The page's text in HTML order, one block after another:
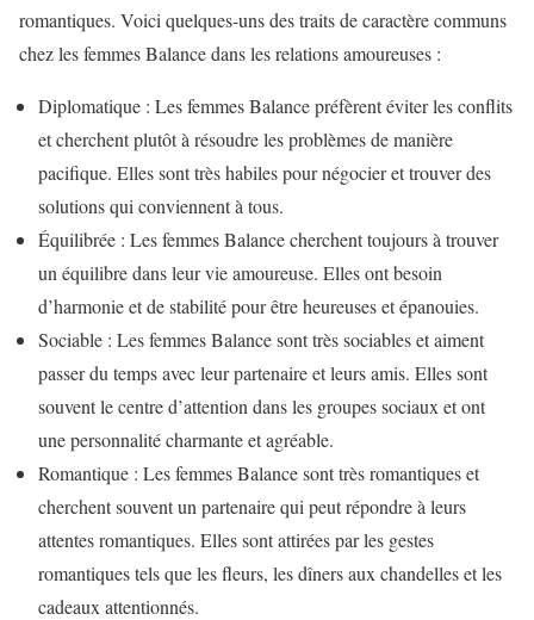
romantiques. Voici quelques-uns des traits de caractère communs
chez les femmes Balance dans les relations amoureuses :
Diplomatique : Les femmes Balance préfèrent éviter les conflits
et cherchent plutôt à résoudre les problèmes de manière
pacifique. Elles sont très habiles pour négocier et trouver des
solutions qui conviennent à tous.
Équilibrée : Les femmes Balance cherchent toujours à trouver
un équilibre dans leur vie amoureuse. Elles ont besoin
d’harmonie et de stabilité pour être heureuses et épanouies.
Sociable : Les femmes Balance sont très sociables et aiment
passer du temps avec leur partenaire et leurs amis. Elles sont
souvent le centre d’attention dans les groupes sociaux et ont
une personnalité charmante et agréable.
Romantique : Les femmes Balance sont très romantiques et
cherchent souvent un partenaire qui peut répondre à leurs
attentes romantiques. Elles sont attirées par les gestes
romantiques tels que les fleurs, les dîners aux chandelles et les
cadeaux attentionnés.